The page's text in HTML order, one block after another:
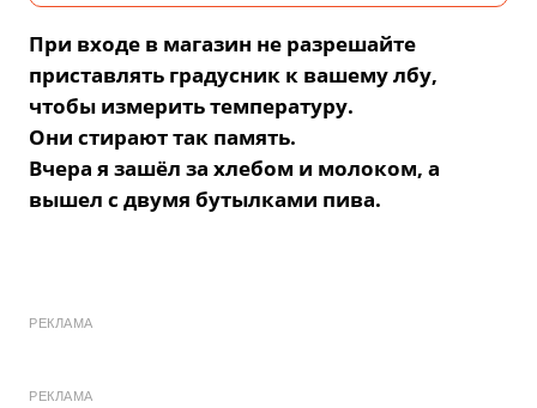
При входе в магазин не разрешайте
приставлять градусник к вашему лбу,
чтобы измерить температуру.
Они стирают так память.
Вчера я зашёл за хлебом и молоком, а
вышел с двумя бутылками пива.
РЕКЛАМА
РЕКЛАМА